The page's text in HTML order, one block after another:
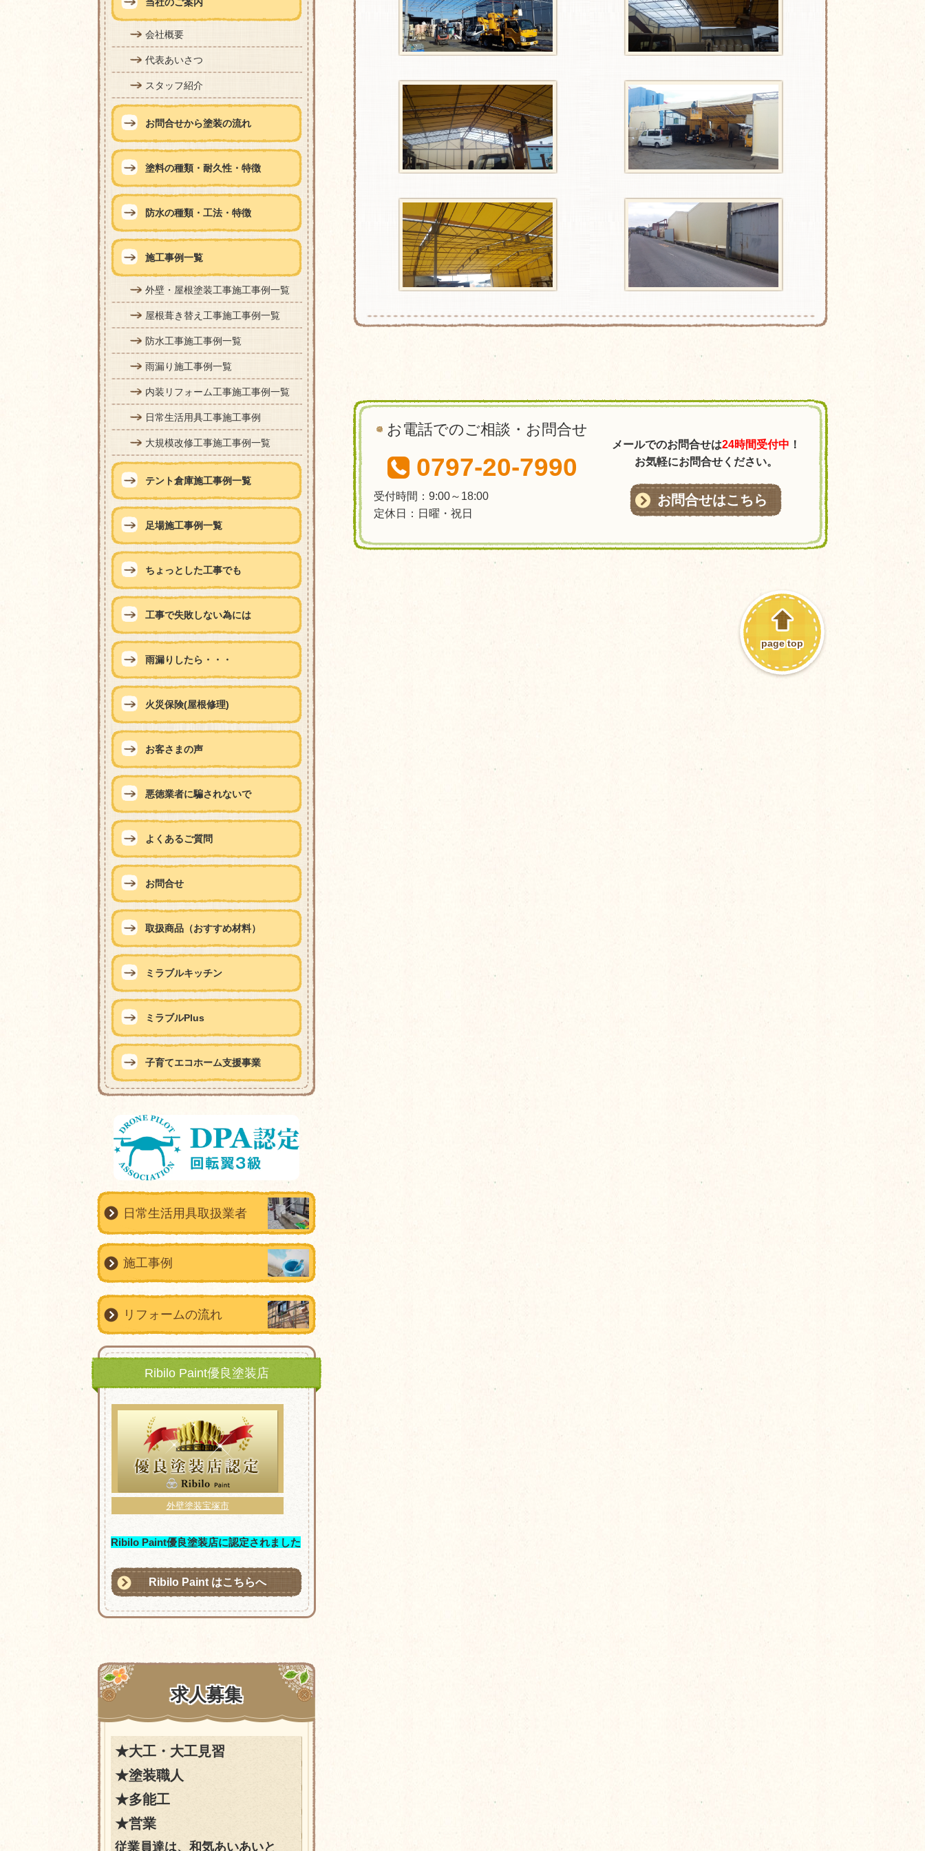
メールでのお問合せは24時間受付中 ！
お気軽にお問合せください。
お問合せはこちら
お電話でのご相談・お問合せ
0797-20-7990
受付時間：9:00～18:00
定休日：日曜・祝日
page top
会社概要
代表あいさつ
スタッフ紹介
お問合せから塗装の流れ
塗料の種類・耐久性・特徴
防水の種類・工法・特徴
施工事例一覧
外壁・屋根塗装工事施工事例一覧
屋根葺き替え工事施工事例一覧
防水工事施工事例一覧
雨漏り施工事例一覧
内装リフォーム工事施工事例一覧
日常生活用具工事施工事例
大規模改修工事施工事例一覧
テント倉庫施工事例一覧
足場施工事例一覧
ちょっとした工事でも
工事で失敗しない為には
雨漏りしたら・・・
火災保険(屋根修理)
お客さまの声
悪徳業者に騙されないで
よくあるご質問
お問合せ
取扱商品（おすすめ材料）
ミラブルキッチン
ミラブルPlus
子育てエコホーム支援事業
日常生活用具取扱業者
施工事例
リフォームの流れ
Ribilo Paint優良塗装店
外壁塗装宝塚市
Ribilo Paint優良塗装店に認定されました
Ribilo Paint はこちらへ
求人募集
★大工・大工見習
★塗装職人
★多能工
★営業
従業員達は、和気あいあいと